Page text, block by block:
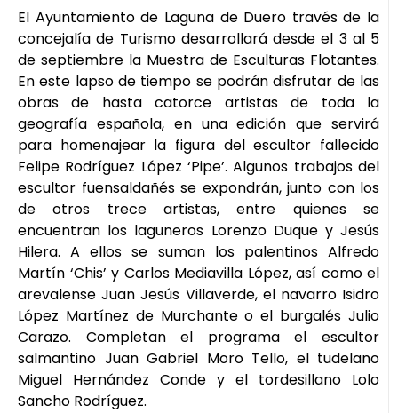
El Ayuntamiento de Laguna de Duero través de la
concejalía de Turismo desarrollará desde el 3 al 5
de septiembre la Muestra de Esculturas Flotantes.
En este lapso de tiempo se podrán disfrutar de las
obras de hasta catorce artistas de toda la
geografía española, en una edición que servirá
para homenajear la figura del escultor fallecido
Felipe Rodríguez López ‘Pipe’. Algunos trabajos del
escultor fuensaldañés se expondrán, junto con los
de otros trece artistas, entre quienes se
encuentran los laguneros Lorenzo Duque y Jesús
Hilera. A ellos se suman los palentinos Alfredo
Martín ‘Chis’ y Carlos Mediavilla López, así como el
arevalense Juan Jesús Villaverde, el navarro Isidro
López Martínez de Murchante o el burgalés Julio
Carazo. Completan el programa el escultor
salmantino Juan Gabriel Moro Tello, el tudelano
Miguel Hernández Conde y el tordesillano Lolo
Sancho Rodríguez.